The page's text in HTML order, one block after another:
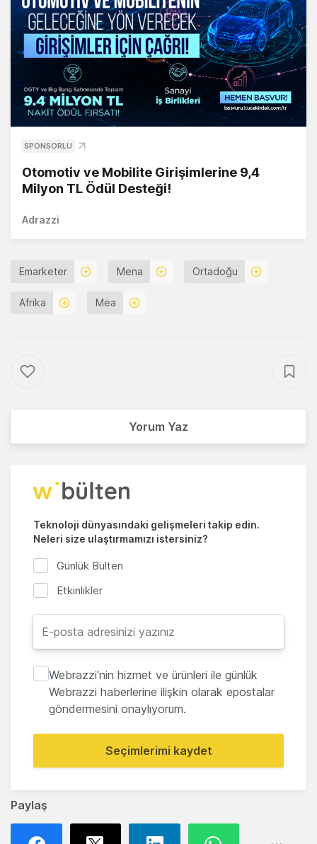
Paylaş
SPONSORLU
Otomotiv ve Mobilite Girişimlerine 9,4
Milyon TL Ödül Desteği!
Adrazzi
Emarketer Mena Ortadoğu
Afrika Mea
Yorum Yaz
Teknoloji dünyasındaki gelişmeleri takip edin.
Neleri size ulaştırmamızı istersiniz?
Günlük Bülten
Etkinlikler
Webrazzi'nin hizmet ve ürünleri ile günlük
Webrazzi haberlerine ilişkin olarak epostalar
göndermesini onaylıyorum.
Seçimlerimi kaydet